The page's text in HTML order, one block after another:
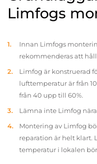
Limfogs
Innan Limfogs
rekommenderas att
Limfog är konstruerad
lufttemperatur är från
från 40 upp till 60%.
Lämna inte Limfog
Montering av Limfog
reparation är helt klart.
temperatur i lokalen